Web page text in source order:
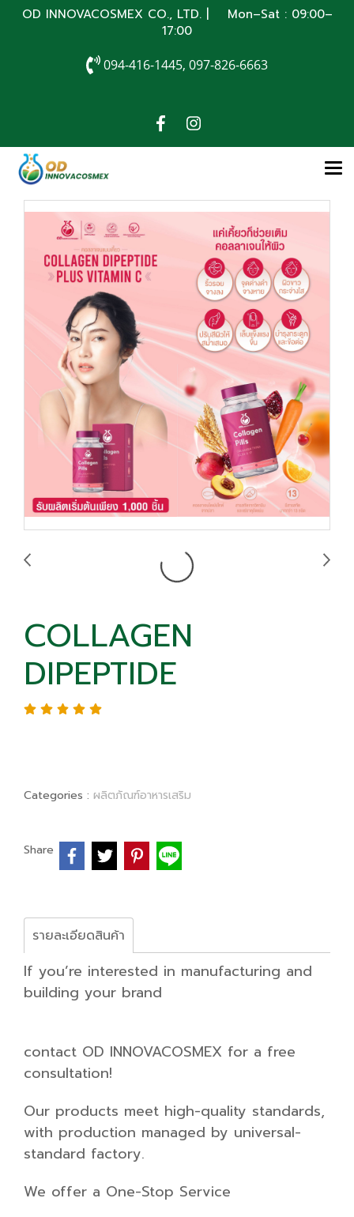
OD INNOVACOSMEX CO., LTD. | Mon–Sat : 09:00–
17:00
094-416-1445, 097-826-6663
COLLAGEN
DIPEPTIDE
Categories : ผลิตภัณฑ์อาหารเสริม
Share
รายละเอียดสินค้า
If you’re interested in manufacturing and
building your brand
contact OD INNOVACOSMEX for a free
consultation!
Our products meet high-quality standards,
with production managed by universal-
standard factory.
We offer a One-Stop Service